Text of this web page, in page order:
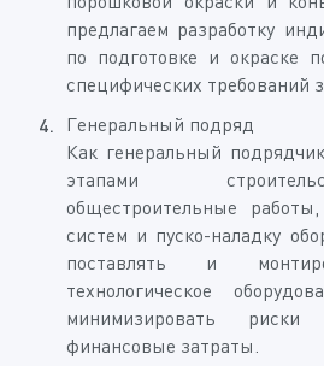
предлагаем разработку
по подготовке и окраске
специфических требований
Генеральный подряд
Как генеральный
этапами
общестроительные
систем и пуско-наладку
поставлять и
технологическое
минимизировать
финансовые затраты.